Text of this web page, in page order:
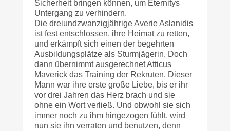
Sicherheit bringen können, um Eternitys
Untergang zu verhindern.
Die dreiundzwanzigjährige Averie Aslanidis
ist fest entschlossen, ihre Heimat zu retten,
und erkämpft sich einen der begehrten
Ausbildungsplätze als Sturmjägerin. Doch
dann übernimmt ausgerechnet Atticus
Maverick das Training der Rekruten. Dieser
Mann war ihre erste große Liebe, bis er ihr
vor drei Jahren das Herz brach und sie
ohne ein Wort verließ. Und obwohl sie sich
immer noch zu ihm hingezogen fühlt, wird
nun sie ihn verraten und benutzen, denn